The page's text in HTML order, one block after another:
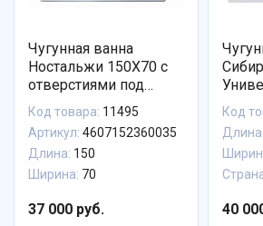
Чугунная ванна
Ностальжи 150X70 с
отверстиями под
ручки, Универсал
Код товара: 11495
Артикул: 4607152360035
Длина: 150
Ширина: 70
37 000 руб.
Код
Длина:
40